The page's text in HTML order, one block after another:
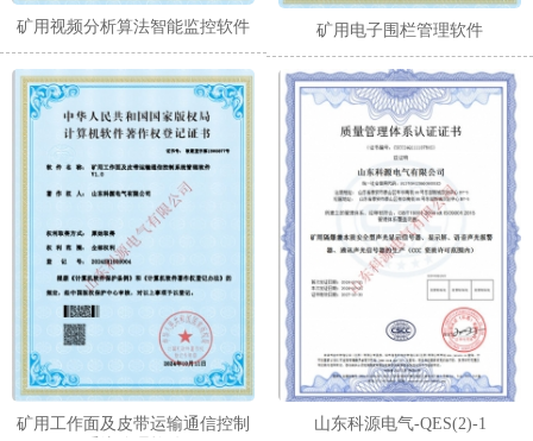
矿用视频分析算法智能监控软件 矿用电子围栏管理软件
矿用工作面及皮带运输通信控制
山东科源电气-QES(2)-1